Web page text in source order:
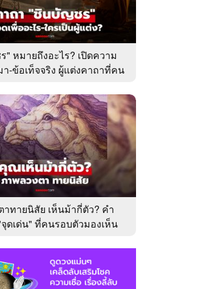
หมายถึงอะไร? เปิดความ
-ข้อเท็จจริง ผู้แต่งคาถาที่คน
าทายนิสัย เห็นม้ากี่ตัว? คำ
จุดเด่น" ที่คนรอบตัวมองเห็น